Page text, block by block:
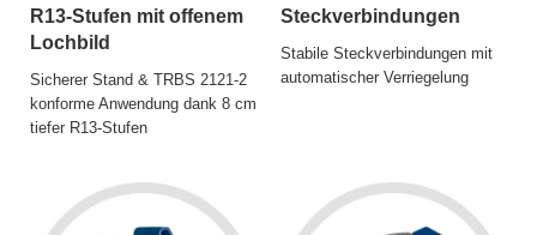
R13-Stufen mit offenem
Lochbild
Sicherer Stand & TRBS 2121-2
konforme Anwendung dank 8 cm
tiefer R13-Stufen
Steckverbindungen
Stabile Steckverbindungen mit
automatischer Verriegelung